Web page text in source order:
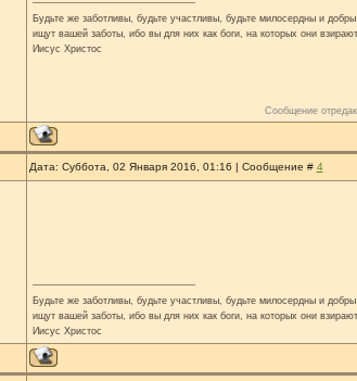
Будьте же заботливы, будьте участливы, будьте милосердны и
ищут вашей заботы, ибо вы для них как боги, на которых они
Иисус Христос
Сообщение
Дата: Суббота, 02 Января 2016, 01:16 | Сообщение # 4
Будьте же заботливы, будьте участливы, будьте милосердны и
ищут вашей заботы, ибо вы для них как боги, на которых они
Иисус Христос